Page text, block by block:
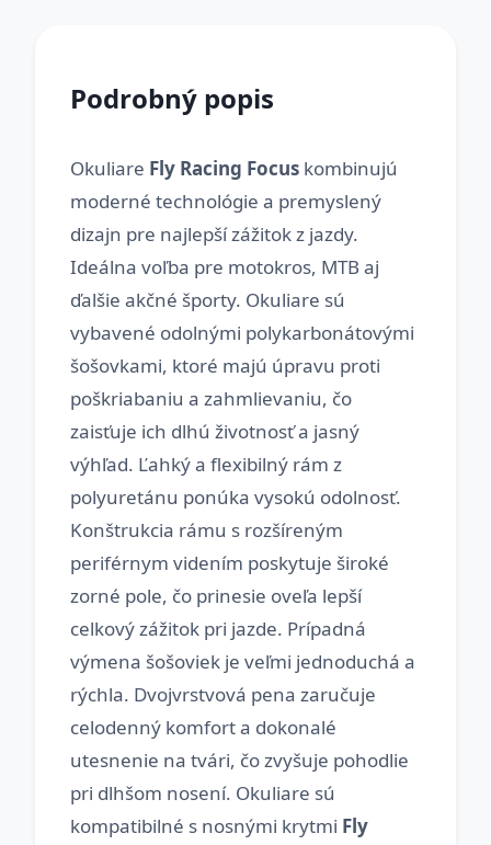
Podrobný popis
Okuliare Fly Racing Focus kombinujú
moderné technológie a premyslený
dizajn pre najlepší zážitok z jazdy.
Ideálna voľba pre motokros, MTB aj
ďalšie akčné športy. Okuliare sú
vybavené odolnými polykarbonátovými
šošovkami, ktoré majú úpravu proti
poškriabaniu a zahmlievaniu, čo
zaisťuje ich dlhú životnosť a jasný
výhľad. Ľahký a flexibilný rám z
polyuretánu ponúka vysokú odolnosť.
Konštrukcia rámu s rozšíreným
periférnym videním poskytuje široké
zorné pole, čo prinesie oveľa lepší
celkový zážitok pri jazde. Prípadná
výmena šošoviek je veľmi jednoduchá a
rýchla. Dvojvrstvová pena zaručuje
celodenný komfort a dokonalé
utesnenie na tvári, čo zvyšuje pohodlie
pri dlhšom nosení. Okuliare sú
kompatibilné s nosnými krytmi Fly